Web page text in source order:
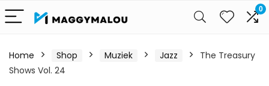
0
Home Shop Muziek Jazz
The Treasury
Shows Vol. 24